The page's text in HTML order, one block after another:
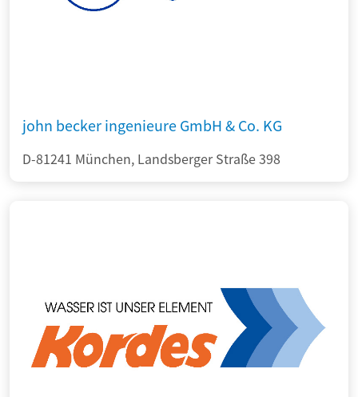
john becker ingenieure GmbH & Co. KG
D-81241 München, Landsberger Straße 398